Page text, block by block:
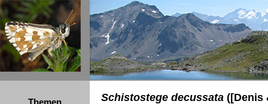
Themen Schistostege decussata ([Denis